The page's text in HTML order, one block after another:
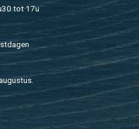
tot 17u